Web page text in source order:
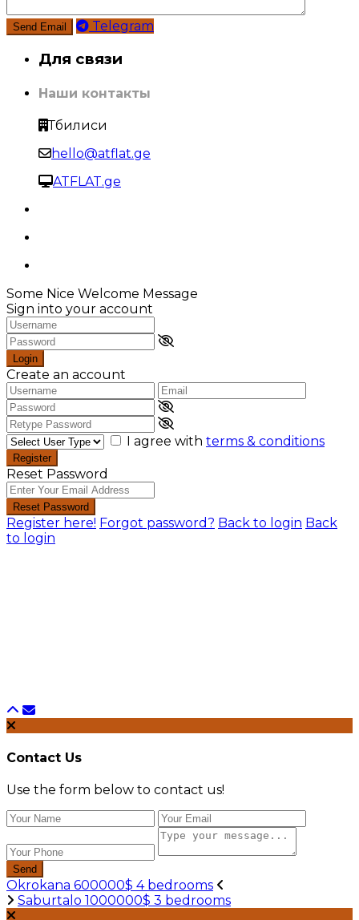
Telegram
Для связи
Наши контакты
Тбилиси
hello@atflat.ge
ATFLAT.ge
Some Nice Welcome Message
Sign into your account
Login
Create an account
I agree with terms & conditions
Register
Reset Password
Reset Password
Register here! Forgot password? Back to login Back
to login
Contact Us
Use the form below to contact us!
Send
Okrokana 600000$ 4 bedrooms
Saburtalo 1000000$ 3 bedrooms